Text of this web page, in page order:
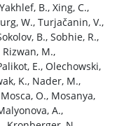
B., Xing, C.,
W., Turjačanin, V.,
B., Sobhie, R.,
M.,
E., Olechowski,
K., Nader, M.,
O., Mosanya,
A.,